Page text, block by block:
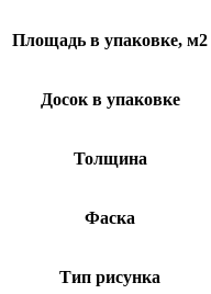
Площадь в упаковке, м2
Досок в упаковке
Толщина
Фаска
Тип рисунка